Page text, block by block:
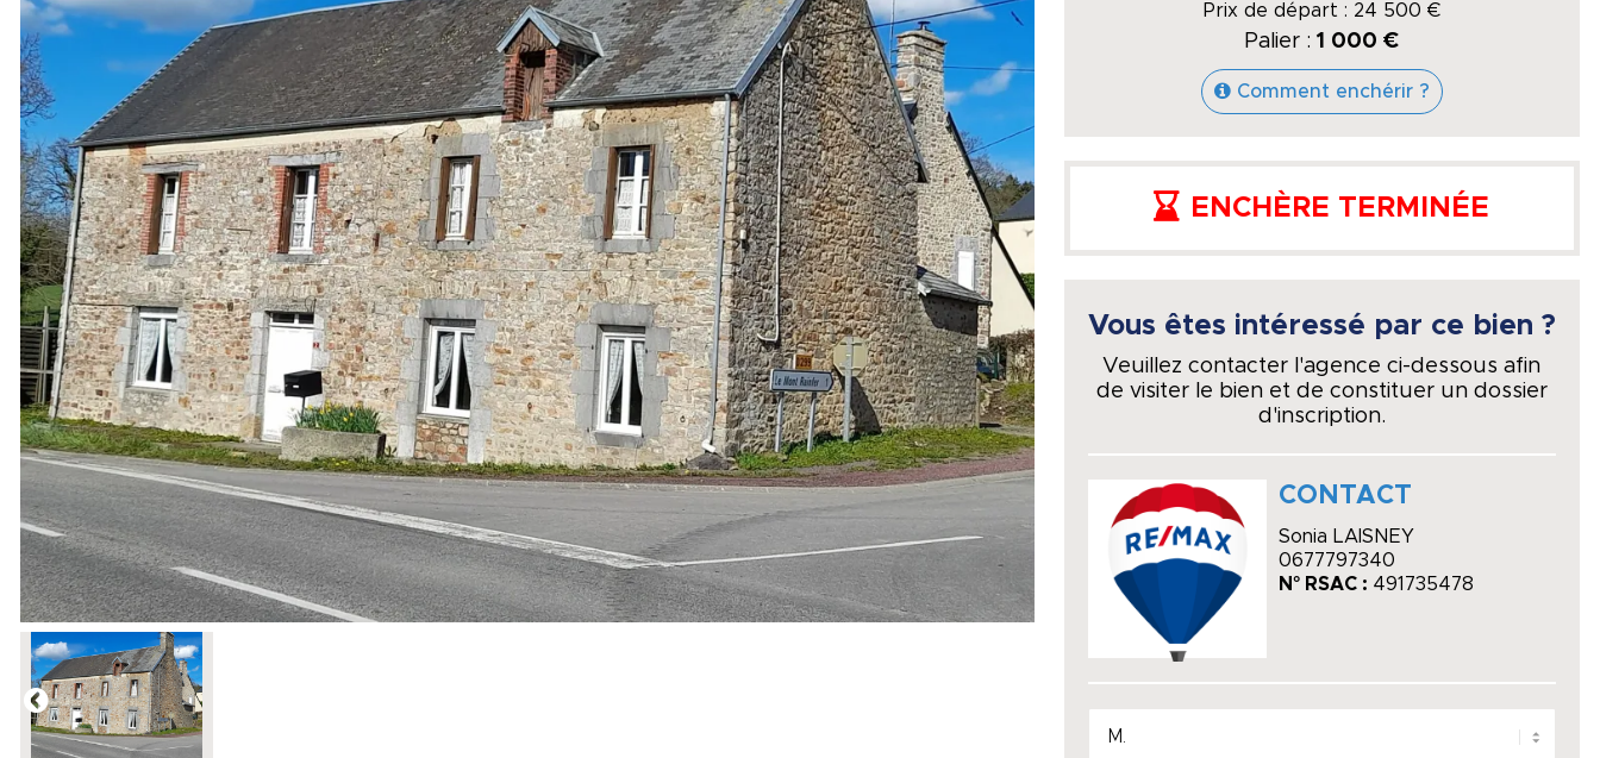
Prix de départ : 24 500 €
Palier :1 000 €
Comment enchérir ?
ENCHÈRE TERMINÉE
Vous êtes intéressé par ce bien ?
Veuillez contacter l'agence ci-dessous afin
de visiter le bien et de constituer un dossier
d'inscription.
CONTACT
Sonia LAISNEY
0677797340
N° RSAC : 491735478